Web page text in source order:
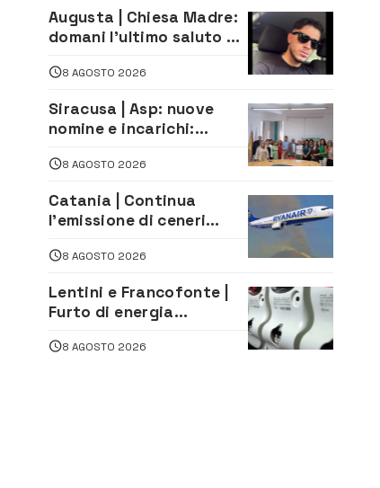
Augusta | Chiesa Madre:
domani l’ultimo saluto ad
morto in un incidente
8 AGOSTO 2026
Siracusa | Asp: nuove
nomine e incarichi:
di Sanità pubblica,
Matteliano al Servizio
Legale
8 AGOSTO 2026
Catania | Continua
l’emissione di ceneri
attività all’aeroporto di
8 AGOSTO 2026
Lentini e Francofonte |
Furto di energia
persone
8 AGOSTO 2026